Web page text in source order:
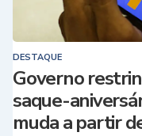
DESTAQUE
Governo
saque-
muda a partir